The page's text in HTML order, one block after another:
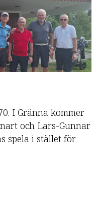
I Gränna kommer
och Lars-Gunnar
spela i stället för